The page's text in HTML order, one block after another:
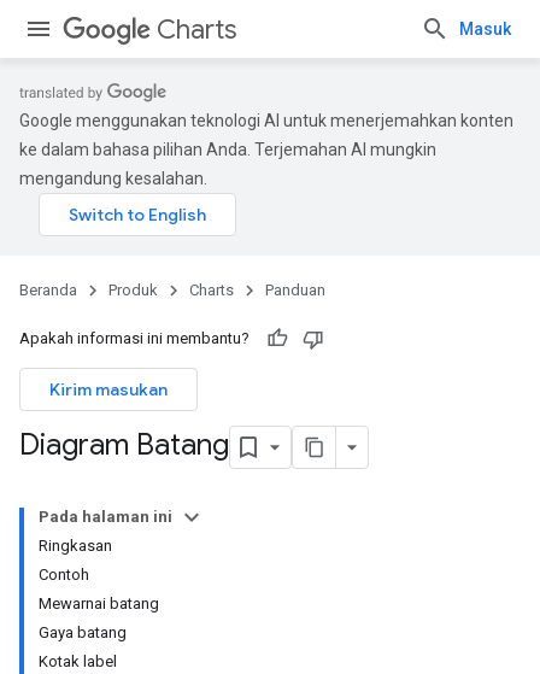
Charts Masuk
Google menggunakan teknologi AI untuk menerjemahkan konten
ke dalam bahasa pilihan Anda. Terjemahan AI mungkin
mengandung kesalahan.
Beranda Produk Charts Panduan
Apakah informasi ini membantu?
Kirim masukan
Diagram Batang
Pada halaman ini
Ringkasan
Contoh
Mewarnai batang
Gaya batang
Kotak label